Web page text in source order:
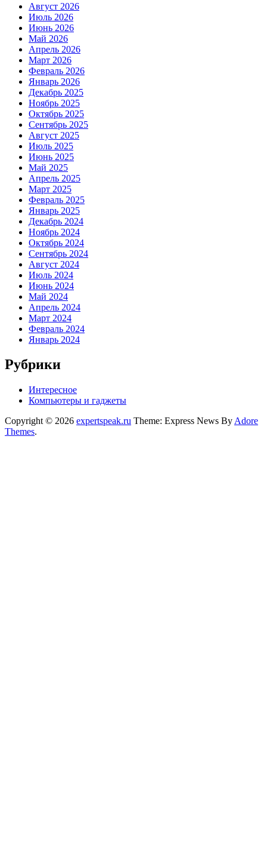
Август 2026
Июль 2026
Июнь 2026
Май 2026
Апрель 2026
Март 2026
Февраль 2026
Январь 2026
Декабрь 2025
Ноябрь 2025
Октябрь 2025
Сентябрь 2025
Август 2025
Июль 2025
Июнь 2025
Май 2025
Апрель 2025
Март 2025
Февраль 2025
Январь 2025
Декабрь 2024
Ноябрь 2024
Октябрь 2024
Сентябрь 2024
Август 2024
Июль 2024
Июнь 2024
Май 2024
Апрель 2024
Март 2024
Февраль 2024
Январь 2024
Рубрики
Интересное
Компьютеры и гаджеты
Copyright © 2026 expertspeak.ru Theme: Express News By Adore
Themes.